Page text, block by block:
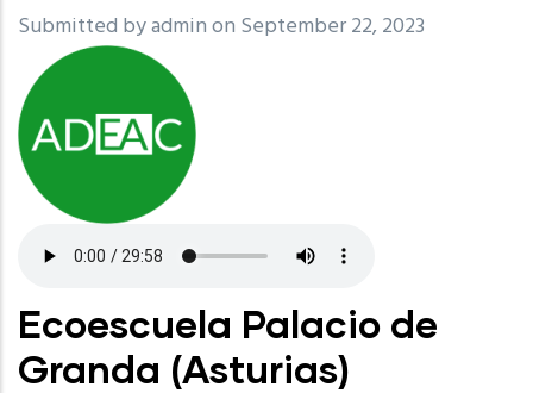
Submitted byadminon September 22, 2023
Ecoescuela Palacio de
Granda (Asturias)